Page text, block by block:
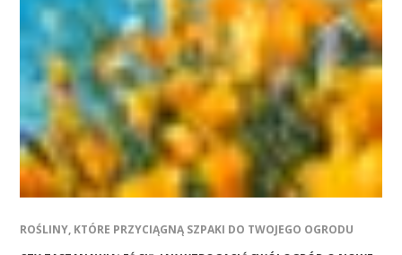
ROŚLINY, KTÓRE PRZYCIĄGNĄ SZPAKI DO TWOJEGO OGRODU